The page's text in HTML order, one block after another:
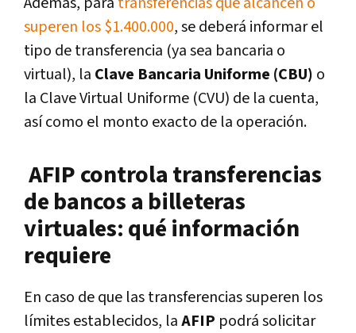
superen los $1.400.000, se deberá informar el
tipo de transferencia (ya sea bancaria o
virtual), la Clave Bancaria Uniforme (CBU) o
la Clave Virtual Uniforme (CVU) de la cuenta,
así como el monto exacto de la operación.
AFIP controla transferencias
de bancos a billeteras
virtuales: qué información
requiere
En caso de que las transferencias superen los
límites establecidos, laAFIP podrá solicitar